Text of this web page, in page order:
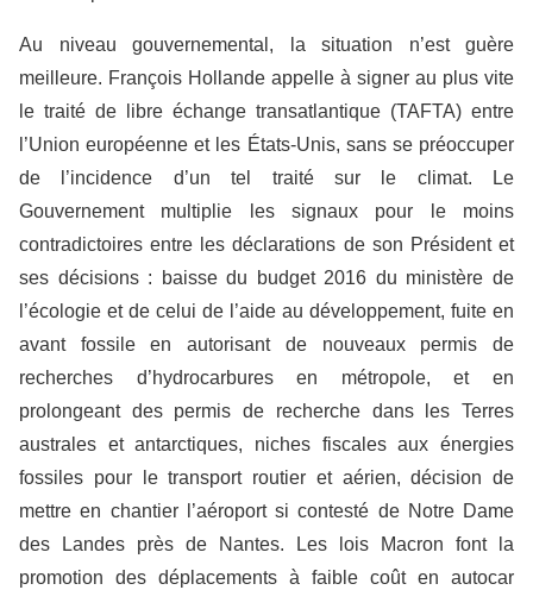
Au niveau gouvernemental, la situation n’est guère
meilleure. François Hollande appelle à signer au plus vite
le traité de libre échange transatlantique (TAFTA) entre
l’Union européenne et les États-Unis, sans se préoccuper
de l’incidence d’un tel traité sur le climat. Le
Gouvernement multiplie les signaux pour le moins
contradictoires entre les déclarations de son Président et
ses décisions : baisse du budget 2016 du ministère de
l’écologie et de celui de l’aide au développement, fuite en
avant fossile en autorisant de nouveaux permis de
recherches d’hydrocarbures en métropole, et en
prolongeant des permis de recherche dans les Terres
australes et antarctiques, niches fiscales aux énergies
fossiles pour le transport routier et aérien, décision de
mettre en chantier l’aéroport si contesté de Notre Dame
des Landes près de Nantes. Les lois Macron font la
promotion des déplacements à faible coût en autocar